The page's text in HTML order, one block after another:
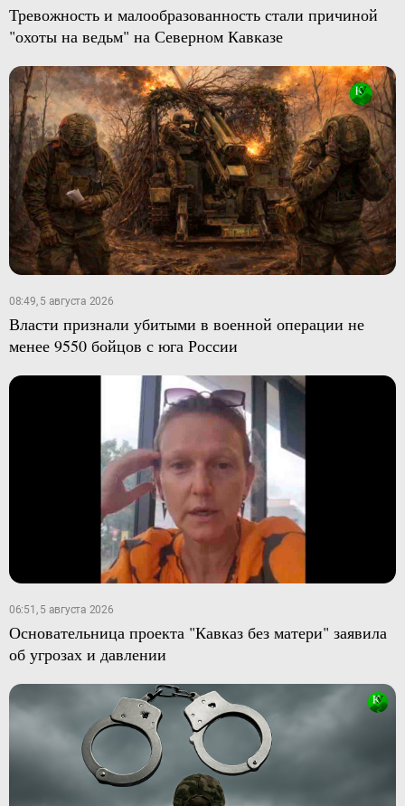
Тревожность и малообразованность стали причиной
"охоты на ведьм" на Северном Кавказе
08:49, 5 августа 2026
Власти признали убитыми в военной операции не
менее 9550 бойцов с юга России
06:51, 5 августа 2026
Основательница проекта "Кавказ без матери" заявила
об угрозах и давлении